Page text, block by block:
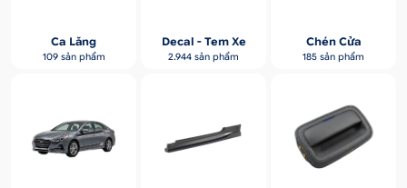
Ca Lăng
109 sản phẩm
Decal - Tem Xe
2.944 sản phẩm
Chén Cửa
185 sản phẩm